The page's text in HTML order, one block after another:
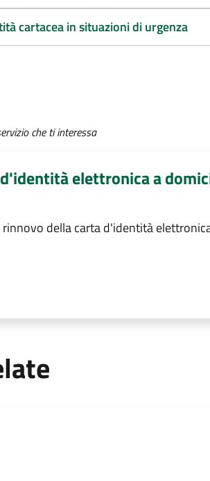
cartacea in situazioni di urgenza
che ti interessa
elettronica a
della carta d'identità